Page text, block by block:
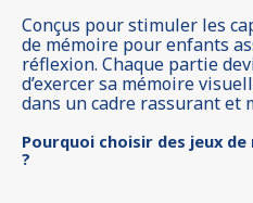
Conçus pour stimuler les
de mémoire pour enfants
réflexion. Chaque partie
d’exercer sa mémoire
dans un cadre rassurant et
Pourquoi choisir des jeux
?